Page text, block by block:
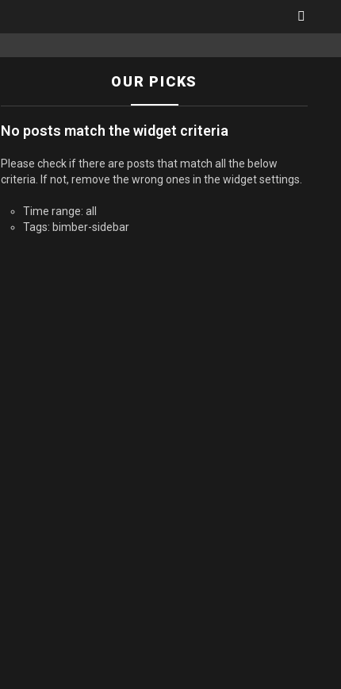
OUR PICKS
No posts match the widget criteria
Please check if there are posts that match all the below
criteria. If not, remove the wrong ones in the widget settings.
Time range: all
Tags: bimber-sidebar